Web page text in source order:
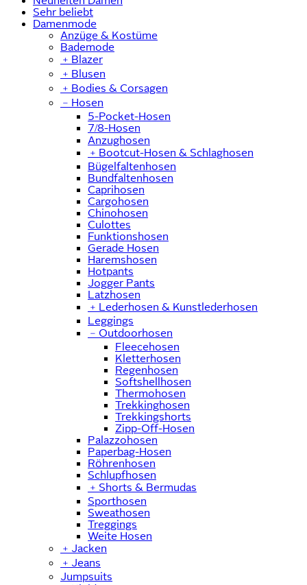
Sehr beliebt
Damenmode
Anzüge & Kostüme
Bademode
﹢ Blazer
﹢ Blusen
﹢ Bodies & Corsagen
﹣ Hosen
5-Pocket-Hosen
7/8-Hosen
Anzughosen
﹢ Bootcut-Hosen & Schlaghosen
Bügelfaltenhosen
Bundfaltenhosen
Caprihosen
Cargohosen
Chinohosen
Culottes
Funktionshosen
Gerade Hosen
Haremshosen
Hotpants
Jogger Pants
Latzhosen
﹢ Lederhosen & Kunstlederhosen
Leggings
﹣ Outdoorhosen
Fleecehosen
Kletterhosen
Regenhosen
Softshellhosen
Thermohosen
Trekkinghosen
Trekkingshorts
Zipp-Off-Hosen
Palazzohosen
Paperbag-Hosen
Röhrenhosen
Schlupfhosen
﹢ Shorts & Bermudas
Sporthosen
Sweathosen
Treggings
Weite Hosen
﹢ Jacken
﹢ Jeans
Jumpsuits